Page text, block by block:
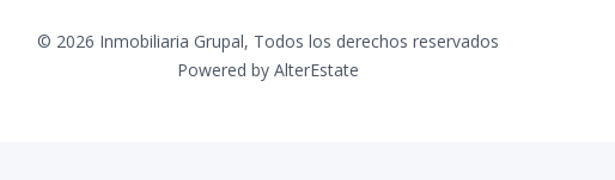
© 2026 Inmobiliaria Grupal, Todos los derechos reservados
Powered by AlterEstate